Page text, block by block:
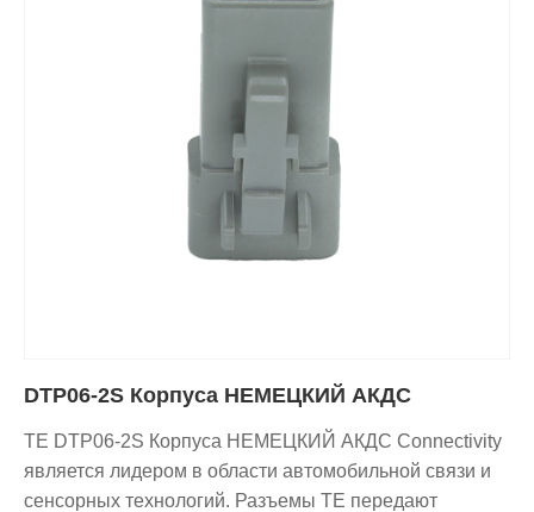
DTP06-2S Корпуса НЕМЕЦКИЙ АКДС
TE DTP06-2S Корпуса НЕМЕЦКИЙ АКДС Connectivity
является лидером в области автомобильной связи и
сенсорных технологий. Разъемы TE передают